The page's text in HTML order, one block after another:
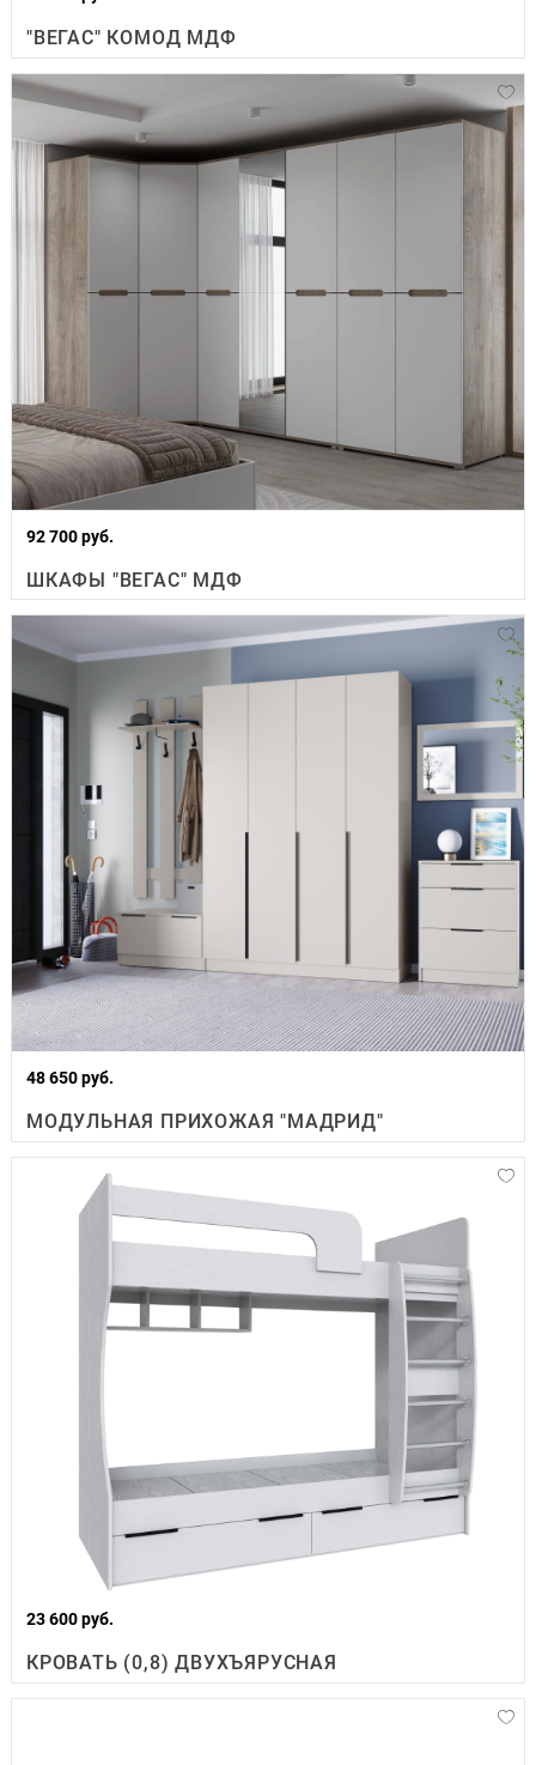
"ВЕГАС" КОМОД МДФ
92 700 руб.
ШКАФЫ "ВЕГАС" МДФ
48 650 руб.
МОДУЛЬНАЯ ПРИХОЖАЯ "МАДРИД"
23 600 руб.
КРОВАТЬ (0,8) ДВУХЪЯРУСНАЯ